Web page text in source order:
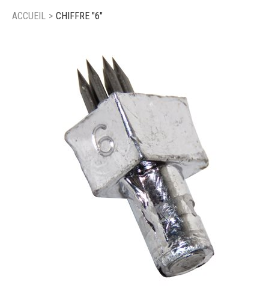
Produits saisonniers
Nouveaux produits
Nous joindre
ACCUEIL > CHIFFRE "6"